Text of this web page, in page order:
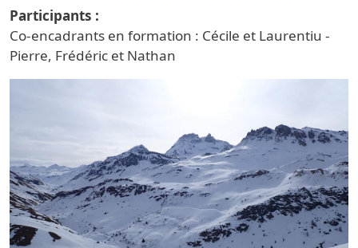
Participants
Co-encadrants en formation : Cécile et Laurentiu -
Pierre, Frédéric et Nathan